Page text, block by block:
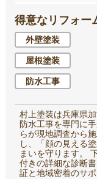
得意なリフォー
外壁塗装
屋根塗装
防水工事
村上塗装は兵庫県
防水工事を専門に
らが現地調査から
し、「顔の見える
まいを守ります。
付きの詳細な診断
証と地域密着のサ